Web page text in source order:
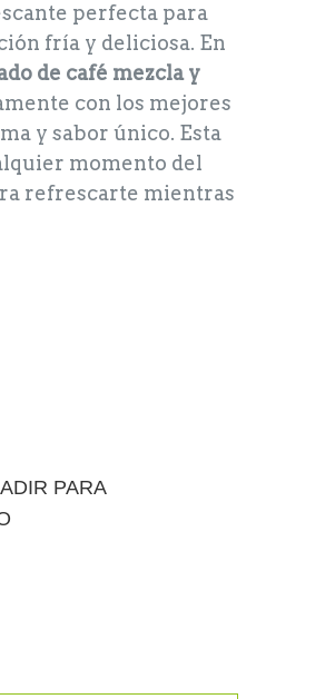
perfecta para
fría y deliciosa. En
de café mezcla y
con los mejores
y sabor único. Esta
momento del
refrescarte mientras
PARA